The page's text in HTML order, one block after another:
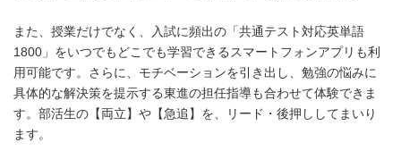
また、授業だけでなく、入試に頻出の「共通テスト対応英単語
1800」をいつでもどこでも学習できるスマートフォンアプリも利
用可能です。さらに、モチベーションを引き出し、勉強の悩みに
具体的な解決策を提示する東進の担任指導も合わせて体験できま
す。部活生の【両立】や【急追】を、リード・後押ししてまいり
ます。